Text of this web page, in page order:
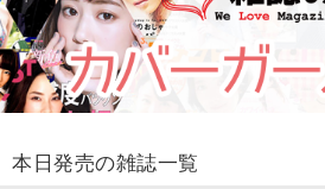
本日発売の雑誌一覧